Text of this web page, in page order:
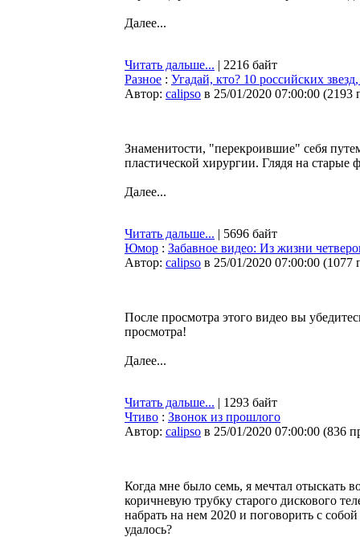
Далее...
Читать дальше... | 2216 байт
Разное : Угадай, кто? 10 российских
Автор: calipso в 25/01/2020 07:00:00 (2193
Знаменитости, "перекроившие" себя
пластической хирургии. Глядя на старые
Далее...
Читать дальше... | 5696 байт
Юмор : Забавное видео: Из жизни
Автор: calipso в 25/01/2020 07:00:00 (1077
После просмотра этого видео вы
просмотра!
Далее...
Читать дальше... | 1293 байт
Чтиво : Звонок из прошлого
Автор: calipso в 25/01/2020 07:00:00 (836
Когда мне было семь, я мечтал отыскать
коричневую трубку старого дискового
набрать на нем 2020 и поговорить с
удалось?